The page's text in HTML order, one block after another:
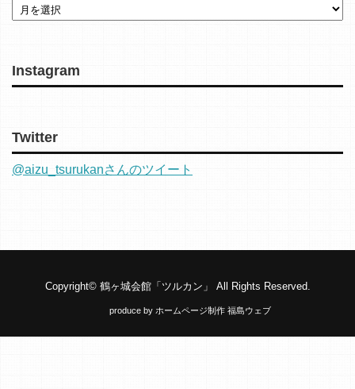
Instagram
Twitter
@aizu_tsurukanさんのツイート
Copyright© 鶴ヶ城会館「ツルカン」 All Rights Reserved.
produce by ホームページ制作 福島ウェブ